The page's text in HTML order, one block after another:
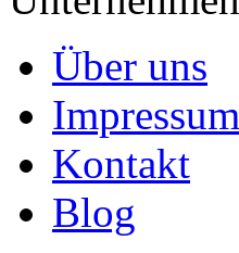
Über uns
Impressum
Kontakt
Blog